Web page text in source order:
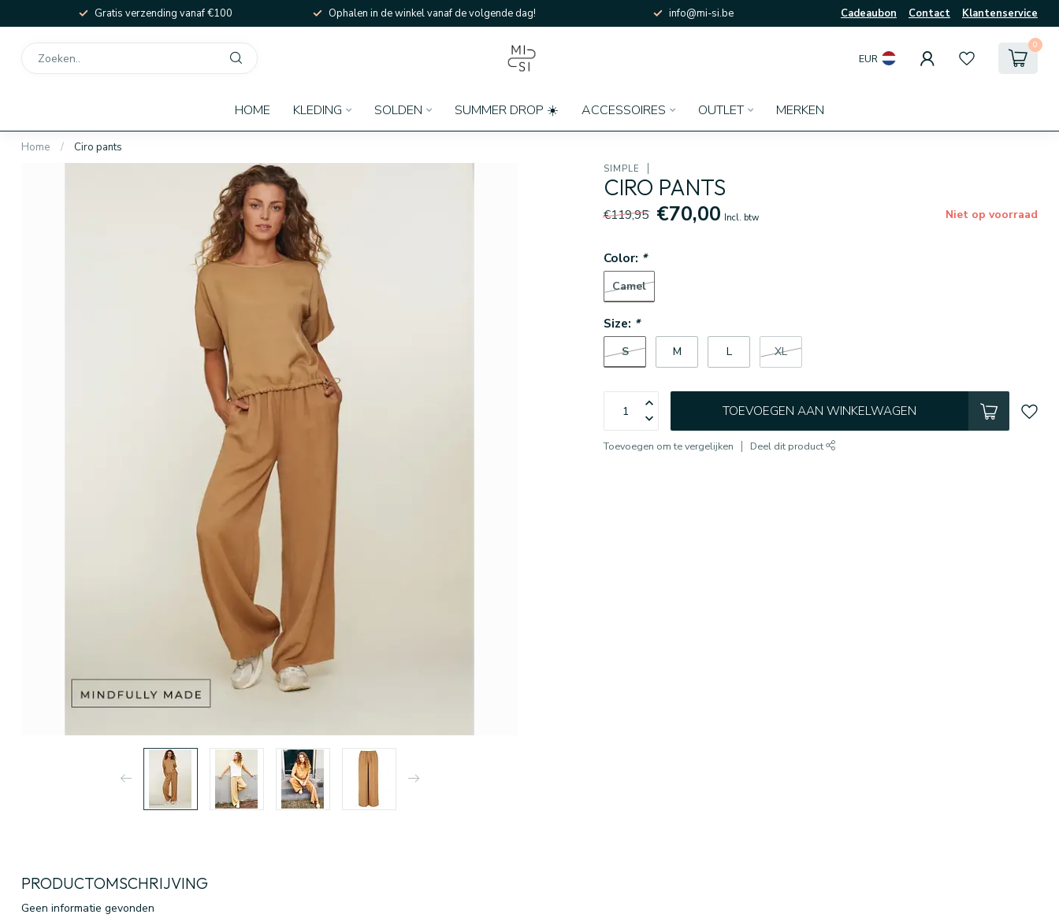
Gratis verzending vanaf €100 Ophalen in de winkel vanaf de volgende dag! info@mi-si.be Cadeaubon Contact Klantenservice
EUR
0
HOME KLEDING SOLDEN SUMMER DROP ☀️ ACCESSOIRES OUTLET MERKEN
Home / Ciro pants
SIMPLE
CIRO PANTS
€119,95 €70,00 Incl. btw Niet op voorraad
Color: *
Camel
Size: *
S M L XL
TOEVOEGEN AAN WINKELWAGEN
Toevoegen om te vergelijken Deel dit product
PRODUCTOMSCHRIJVING
Geen informatie gevonden